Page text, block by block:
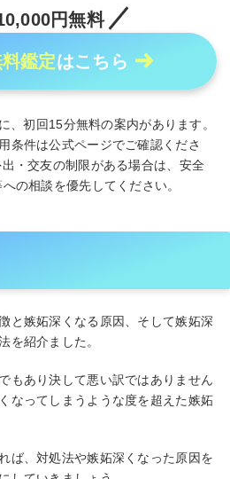
円無料
鑑定はこちら
、初回15分無料の案内があります。
条件は公式ページでご確認くださ
・交友の制限がある場合は、安全
の相談を優先してください。
と嫉妬深くなる原因、そして嫉妬深
を紹介ました。
もあり決して悪い訳ではありません
なってしまうような度を超えた嫉妬
ば、対処法や嫉妬深くなった原因を